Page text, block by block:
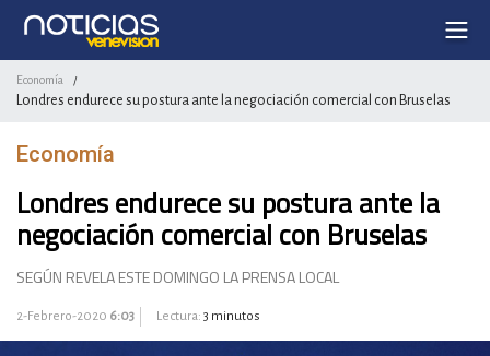
Economía /
Londres endurece su postura ante la negociación comercial con Bruselas
Economía
Londres endurece su postura ante la
negociación comercial con Bruselas
SEGÚN REVELA ESTE DOMINGO LA PRENSA LOCAL
2-Febrero-2020 6:03 Lectura: 3 minutos